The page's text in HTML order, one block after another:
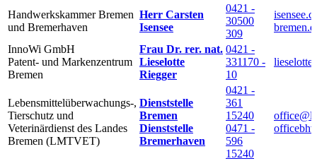
Handwerkskammer Bremen
und Bremerhaven
Herr Carsten
Isensee
0421 -
30500
309
InnoWi GmbH
Patent- und Markenzentrum
Bremen
Frau Dr. rer. nat.
Lieselotte
Riegger
0421 -
331170 -
10
Lebensmittelüberwachungs-,
Tierschutz und
Veterinärdienst des Landes
Bremen (LMTVET)
Dienststelle
Bremen
Dienststelle
Bremerhaven
0421 -
361
15240
0471 -
596
15240